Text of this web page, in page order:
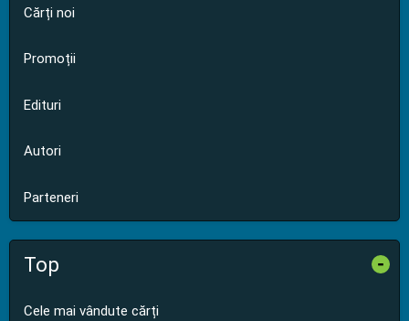
Cărți noi
Promoții
Edituri
Autori
Parteneri
Top -
Cele mai vândute cărți